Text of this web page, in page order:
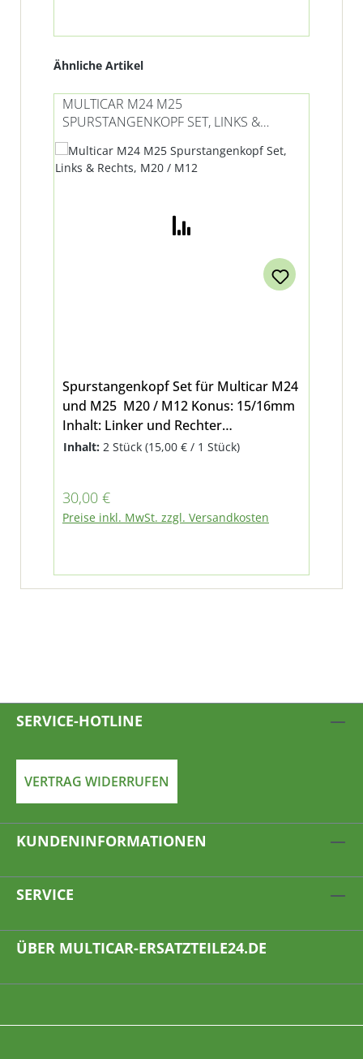
Produktgalerie überspringen
Ähnliche Artikel
MULTICAR M24 M25
SPURSTANGENKOPF SET, LINKS &
RECHTS, M20 / M12
Spurstangenkopf Set für Multicar M24
und M25 M20 / M12 Konus: 15/16mm
Inhalt: Linker und Rechter
Spurstangenkopf
Inhalt: 2 Stück (15,00 € / 1 Stück)
Regulärer Preis:
30,00 €
Preise inkl. MwSt. zzgl. Versandkosten
SERVICE-HOTLINE
VERTRAG WIDERRUFEN
KUNDENINFORMATIONEN
SERVICE
ÜBER MULTICAR-ERSATZTEILE24.DE